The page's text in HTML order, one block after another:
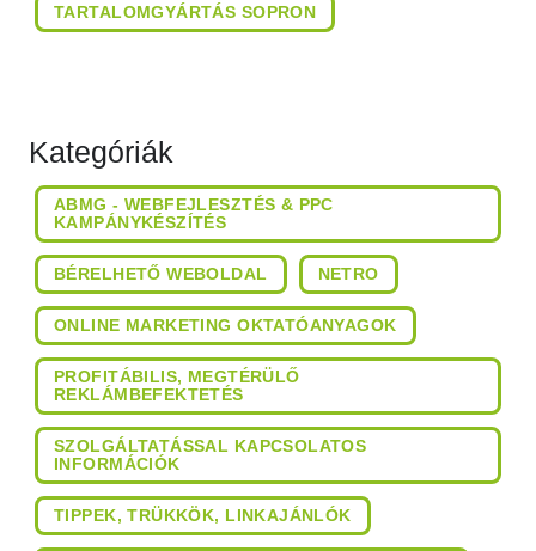
TARTALOMGYÁRTÁS SOPRON
Kategóriák
ABMG - WEBFEJLESZTÉS & PPC
KAMPÁNYKÉSZÍTÉS
BÉRELHETŐ WEBOLDAL NETRO
ONLINE MARKETING OKTATÓANYAGOK
PROFITÁBILIS, MEGTÉRÜLŐ
REKLÁMBEFEKTETÉS
SZOLGÁLTATÁSSAL KAPCSOLATOS
INFORMÁCIÓK
TIPPEK, TRÜKKÖK, LINKAJÁNLÓK